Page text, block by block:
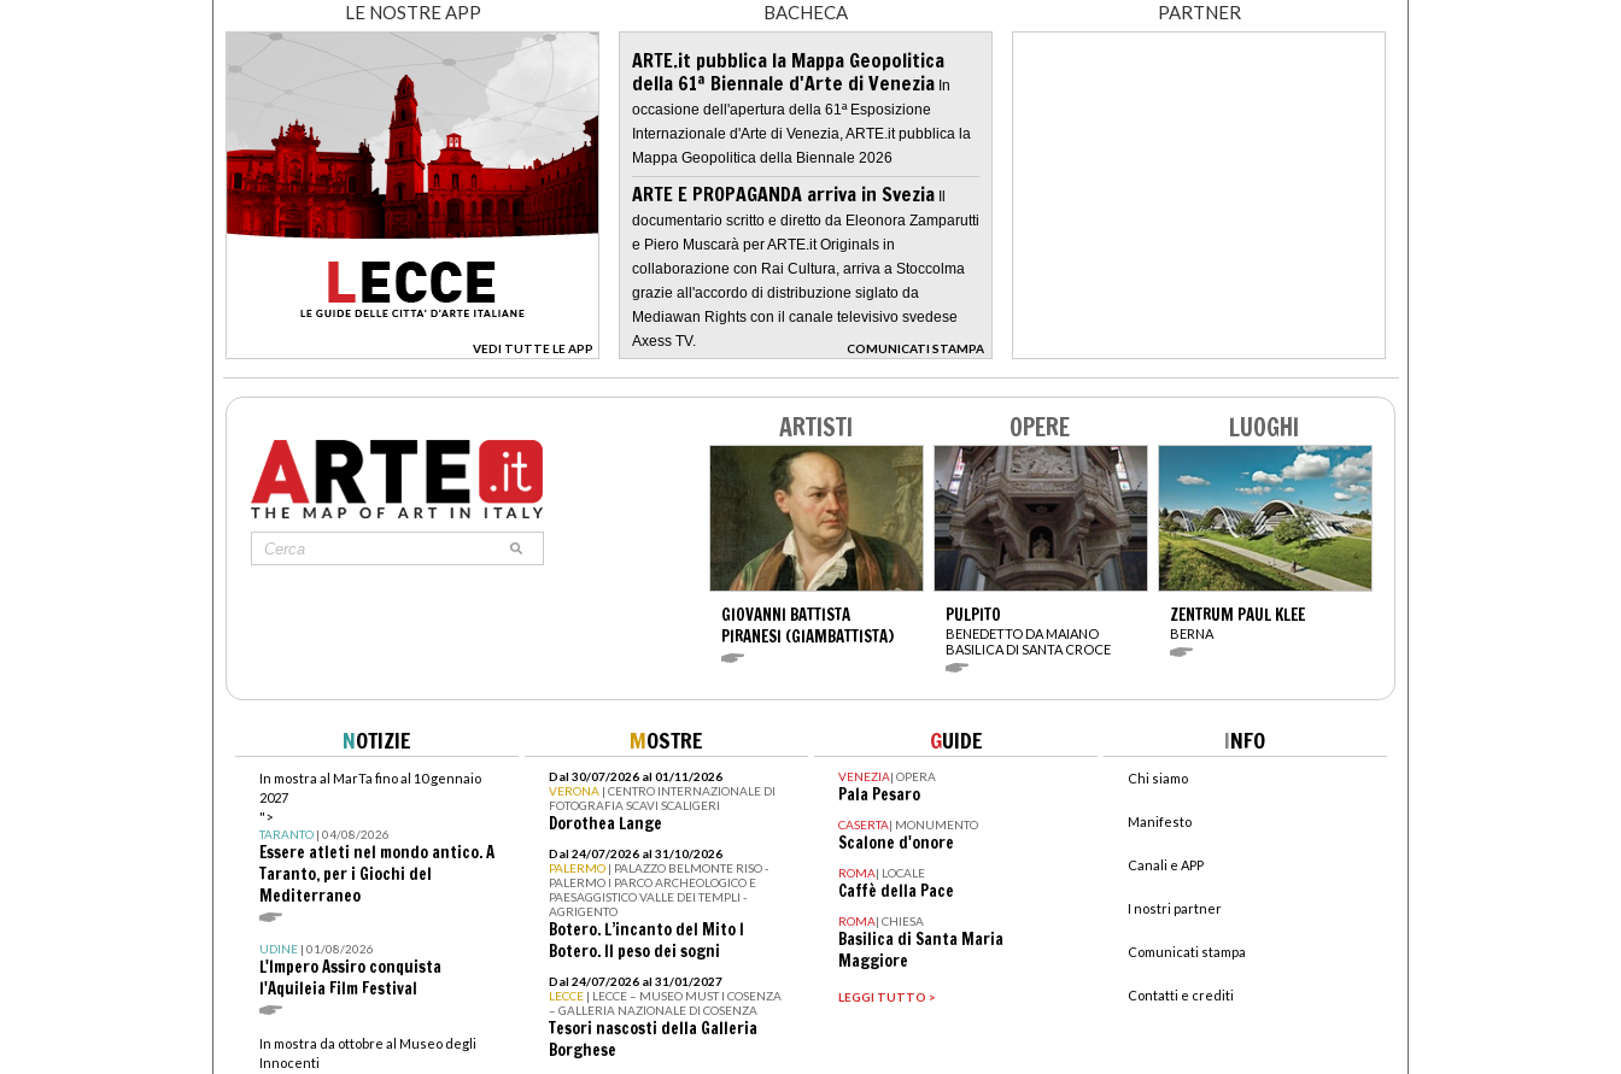
LE NOSTRE APP
VEDI TUTTE LE APP
>
BACHECA
ARTE.it pubblica la Mappa Geopolitica
della 61ª Biennale d'Arte di Venezia In
occasione dell'apertura della 61ª Esposizione
Internazionale d'Arte di Venezia, ARTE.it pubblica la
Mappa Geopolitica della Biennale 2026
ARTE E PROPAGANDA arriva in Svezia
documentario scritto e diretto da Eleonora Zamparutti
e Piero Muscarà per ARTE.it Originals in
collaborazione con Rai Cultura, arriva a Stoccolma
grazie all'accordo di distribuzione siglato da
Mediawan Rights con il canale televisivo svedese
Axess TV.
COMUNICATI STAMPA
>
PARTNER
ARTISTI
GIOVANNI BATTISTA
PIRANESI (GIAMBATTISTA)
OPERE
PULPITO
BENEDETTO DA MAIANO
BASILICA DI SANTA CROCE
LUOGHI
ZENTRUM PAUL KLEE
BERNA
NOTIZIE
In mostra al MarTa fino al 10 gennaio
2027
">
TARANTO| 04/08/2026
Essere atleti nel mondo antico. A
Taranto, per i Giochi del
Mediterraneo
UDINE| 01/08/2026
L'Impero Assiro conquista
l'Aquileia Film Festival
In mostra da ottobre al Museo degli
Innocenti
MOSTRE
Dal 30/07/2026 al 01/11/2026
VERONA | CENTRO INTERNAZIONALE DI
FOTOGRAFIA SCAVI SCALIGERI
Dorothea Lange
Dal 24/07/2026 al 31/10/2026
PALERMO | PALAZZO BELMONTE RISO -
PALERMO I PARCO ARCHEOLOGICO E
PAESAGGISTICO VALLE DEI TEMPLI -
AGRIGENTO
Botero. L’incanto del Mito I
Botero. Il peso dei sogni
Dal 24/07/2026 al 31/01/2027
LECCE | LECCE – MUSEO MUST I COSENZA
– GALLERIA NAZIONALE DI COSENZA
Tesori nascosti della Galleria
Borghese
GUIDE
VENEZIA| OPERA
Pala Pesaro
CASERTA| MONUMENTO
Scalone d'onore
ROMA| LOCALE
Caffè della Pace
ROMA| CHIESA
Basilica di Santa Maria
Maggiore
LEGGI TUTTO >
INFO
Chi siamo
Manifesto
Canali e APP
I nostri partner
Comunicati stampa
Contatti e crediti